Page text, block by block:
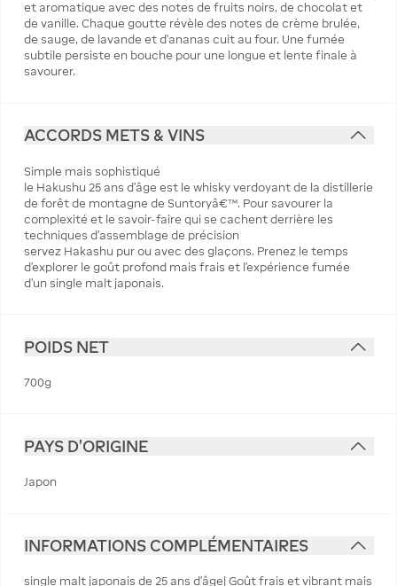
et aromatique avec des notes de fruits noirs, de chocolat et
de vanille. Chaque goutte révèle des notes de crème brulée,
de sauge, de lavande et d'ananas cuit au four. Une fumée
subtile persiste en bouche pour une longue et lente finale à
savourer.
ACCORDS METS & VINS
Simple mais sophistiqué
le Hakushu 25 ans d'âge est le whisky verdoyant de la distillerie
de forêt de montagne de Suntoryâ€™. Pour savourer la
complexité et le savoir-faire qui se cachent derrière les
techniques d'assemblage de précision
servez Hakashu pur ou avec des glaçons. Prenez le temps
d'explorer le goût profond mais frais et l'expérience fumée
d'un single malt japonais.
POIDS NET
700g
PAYS D'ORIGINE
Japon
INFORMATIONS COMPLÉMENTAIRES
single malt japonais de 25 ans d'âge| Goût frais et vibrant mais